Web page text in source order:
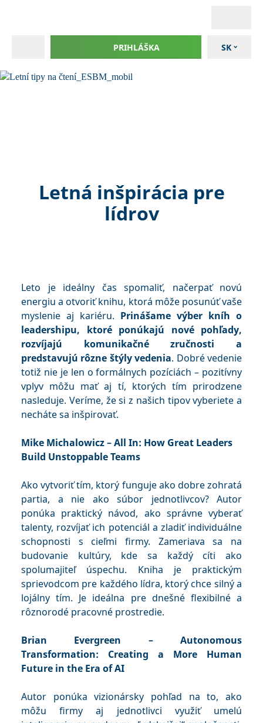
SK
PRIHLÁŠKA
Letná inšpirácia pre
lídrov
Leto je ideálny čas spomaliť, načerpať novú
energiu a otvoriť knihu, ktorá môže posunúť vaše
myslenie aj kariéru. Prinášame výber kníh o
leadershipu, ktoré ponúkajú nové pohľady,
rozvíjajú komunikačné zručnosti a
predstavujú rôzne štýly vedenia. Dobré vedenie
totiž nie je len o formálnych pozíciách – pozitívny
vplyv môžu mať aj tí, ktorých tím prirodzene
nasleduje. Veríme, že si z našich tipov vyberiete a
necháte sa inšpirovať.
Mike Michalowicz – All In: How Great Leaders
Build Unstoppable Teams
Ako vytvoriť tím, ktorý funguje ako dobre zohratá
partia, a nie ako súbor jednotlivcov? Autor
ponúka praktický návod, ako správne vyberať
talenty, rozvíjať ich potenciál a zladiť individuálne
schopnosti s cieľmi firmy. Zameriava sa na
budovanie kultúry, kde sa každý cíti ako
spolumajiteľ úspechu. Kniha je praktickým
sprievodcom pre každého lídra, ktorý chce silný a
lojálny tím. Je ideálna pre dnešné flexibilné a
rôznorodé pracovné prostredie.
Brian Evergreen – Autonomous
Transformation: Creating a More Human
Future in the Era of AI
Autor ponúka vizionársky pohľad na to, ako
môžu firmy aj jednotlivci využiť umelú